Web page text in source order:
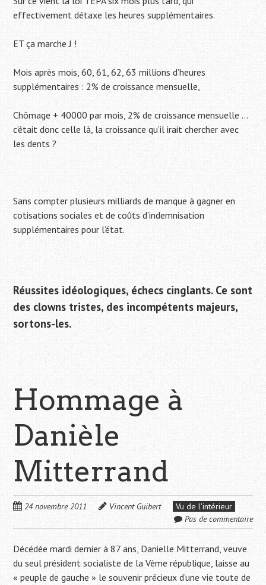
effectivement détaxe les heures supplémentaires.
ET ça marche J !
Mois après mois, 60, 61, 62, 63 millions d’heures
supplémentaires : 2% de croissance mensuelle,
Chômage + 40000 par mois, 2% de croissance mensuelle …
c’était donc celle là, la croissance qu’il irait chercher avec
les dents ?
Sans compter plusieurs milliards de manque à gagner en
cotisations sociales et de coûts d’indemnisation
supplémentaires pour l’état.
Réussites idéologiques, échecs cinglants. Ce sont
des clowns tristes, des incompétents majeurs,
sortons-les.
Hommage à
Danièle
Mitterrand
24 novembre 2011 Vincent Guibert
Vu de l'intérieur
Pas de commentaire
Décédée mardi dernier à 87 ans, Danielle Mitterrand, veuve
du seul président socialiste de la Vème république, laisse au
« peuple de gauche » le souvenir précieux d’une vie toute de